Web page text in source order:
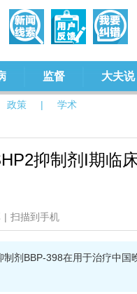
政策 | 学术
监督 大夫说
抑制剂I期临
| 扫描到手机
剂BBP-398在用于治疗中国